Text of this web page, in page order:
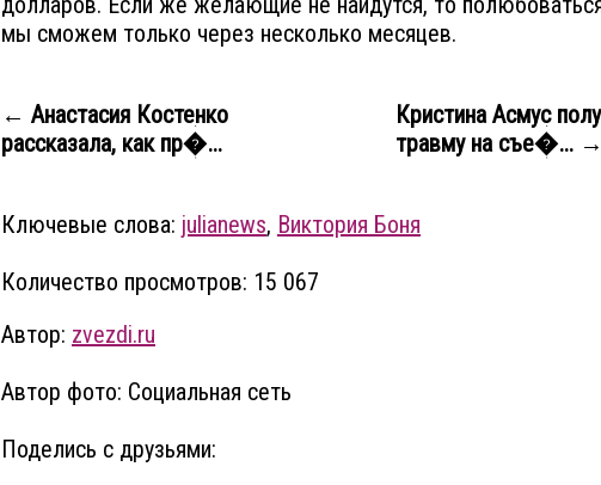
мы сможем только через несколько месяцев.
← Анастасия Костенко
рассказала, как пр�...
Кристина Асмус
травму на съе�... →
Ключевые слова: julianews, Виктория Боня
Количество просмотров: 15 067
Автор: zvezdi.ru
Автор фото: Социальная сеть
Поделись с друзьями: